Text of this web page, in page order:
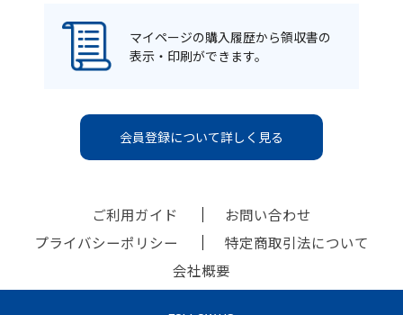
マイページの購入履歴から領収書の
表示・印刷ができます。
会員登録について詳しく見る
ご利用ガイド
お問い合わせ
プライバシーポリシー
特定商取引法について
会社概要